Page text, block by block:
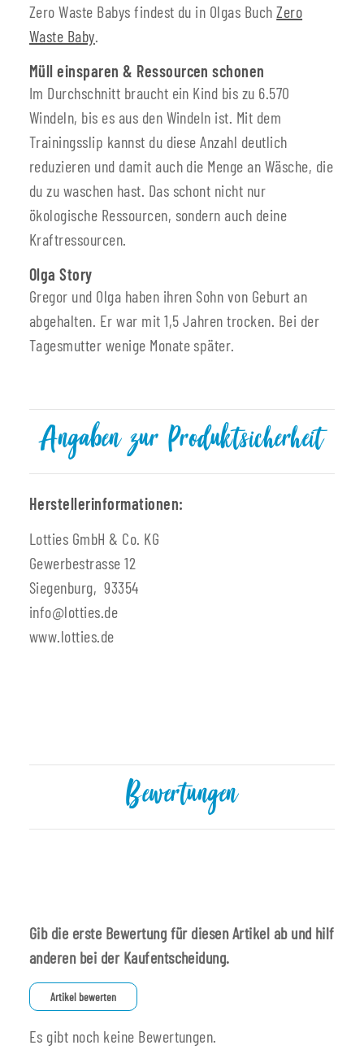
Zero Waste Babys findest du in Olgas BuchZero
Waste Baby
Müll einsparen & Ressourcen schonen
Im Durchschnitt braucht ein Kind bis zu 6.570
Windeln, bis es aus den Windeln ist. Mit dem
Trainingsslip kannst du diese Anzahl deutlich
reduzieren und damit auch die Menge an Wäsche, die
du zu waschen hast. Das schont nicht nur
ökologische Ressourcen, sondern auch deine
Kraftressourcen.
Olga Story
Gregor und Olga haben ihren Sohn von Geburt an
abgehalten. Er war mit 1,5 Jahren trocken. Bei der
Tagesmutter wenige Monate später.
Angaben zur Produktsicherheit
Herstellerinformationen:
Lotties GmbH & Co. KG
Gewerbestrasse 12
Siegenburg, 93354
info@lotties.de
www.lotties.de
Bewertungen
Gib die erste Bewertung für diesen Artikel ab und hilf
anderen bei der Kaufentscheidung.
Artikel bewerten
Es gibt noch keine Bewertungen.